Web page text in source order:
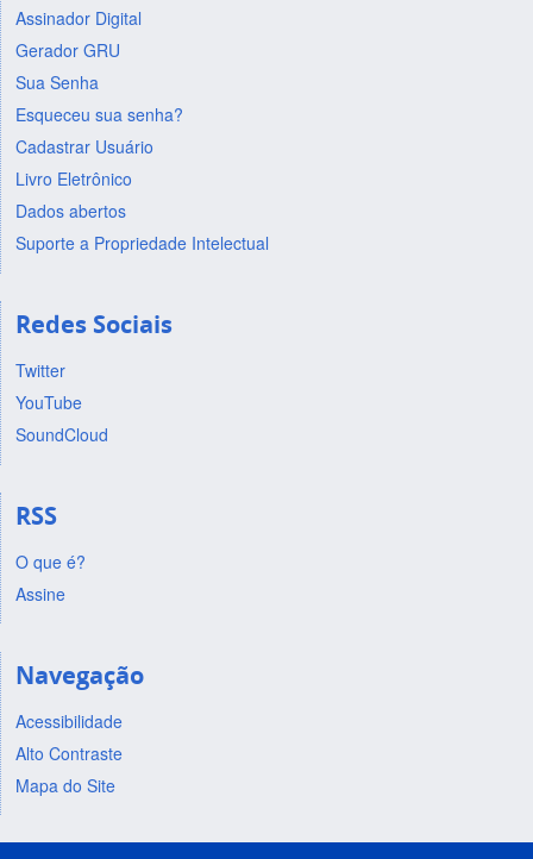
Assinador Digital
Gerador GRU
Sua Senha
Esqueceu sua senha?
Cadastrar Usuário
Livro Eletrônico
Dados abertos
Suporte a Propriedade Intelectual
Redes Sociais
Twitter
YouTube
SoundCloud
RSS
O que é?
Assine
Navegação
Acessibilidade
Alto Contraste
Mapa do Site